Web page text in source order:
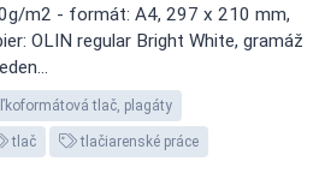
m2 - formát: A4, 297 x 210 mm,
OLIN regular Bright White, gramáž
tlač, plagáty
tlač tlačiarenské práce